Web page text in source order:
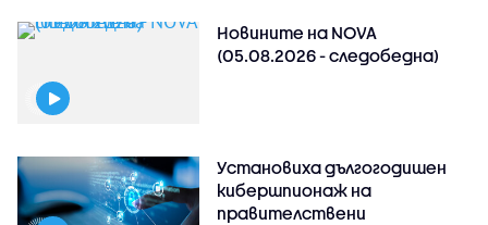
Новините на NOVA
(05.08.2026 - следобедна)
Установиха дългогодишен
кибершпионаж на
правителствени